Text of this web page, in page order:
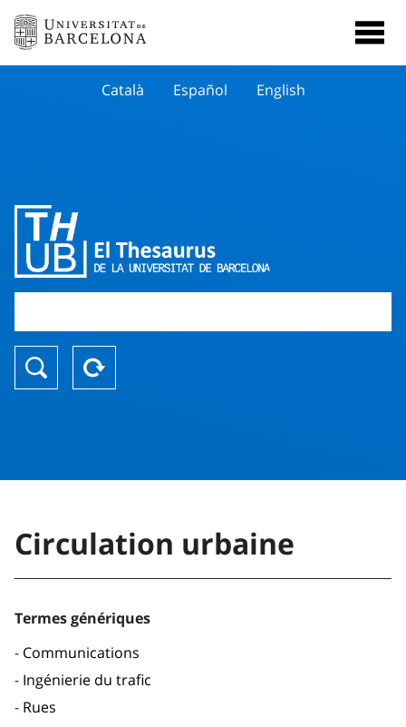
Català Español English
Circulation urbaine
Termes génériques
Communications
Ingénierie du trafic
Rues